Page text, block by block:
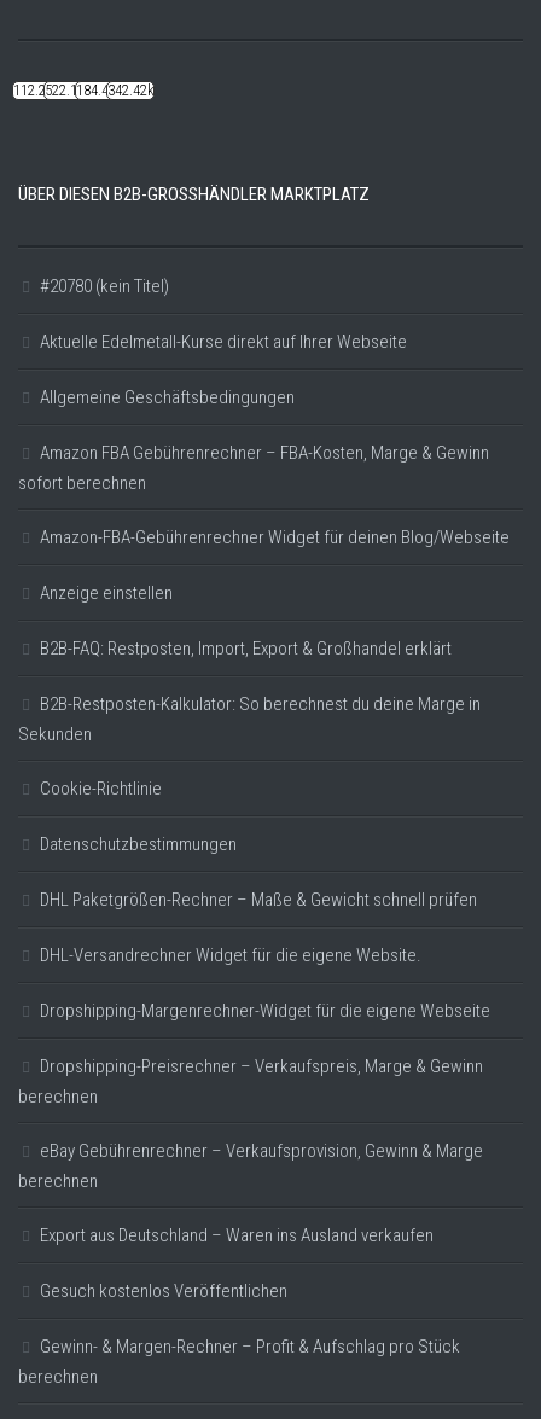
112.22k522.14k184.48k342.42k
ÜBER DIESEN B2B-GROSSHÄNDLER MARKTPLATZ
#20780 (kein Titel)
Aktuelle Edelmetall-Kurse direkt auf Ihrer Webseite
Allgemeine Geschäftsbedingungen
Amazon FBA Gebührenrechner – FBA-Kosten, Marge & Gewinn
sofort berechnen
Amazon-FBA-Gebührenrechner Widget für deinen Blog/Webseite
Anzeige einstellen
B2B-FAQ: Restposten, Import, Export & Großhandel erklärt
B2B-Restposten-Kalkulator: So berechnest du deine Marge in
Sekunden
Cookie-Richtlinie
Datenschutzbestimmungen
DHL Paketgrößen-Rechner – Maße & Gewicht schnell prüfen
DHL-Versandrechner Widget für die eigene Website.
Dropshipping-Margenrechner-Widget für die eigene Webseite
Dropshipping-Preisrechner – Verkaufspreis, Marge & Gewinn
berechnen
eBay Gebührenrechner – Verkaufsprovision, Gewinn & Marge
berechnen
Export aus Deutschland – Waren ins Ausland verkaufen
Gesuch kostenlos Veröffentlichen
Gewinn- & Margen-Rechner – Profit & Aufschlag pro Stück
berechnen